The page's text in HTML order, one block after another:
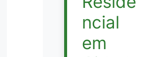
ncial
em